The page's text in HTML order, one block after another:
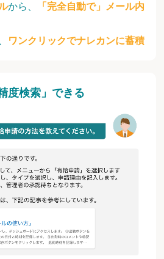
から、
「完全自動で」メール内
ワンクリックでナレカンに蓄積
度検索」できる